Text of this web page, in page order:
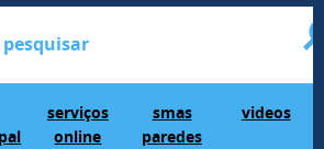
serviços
online
smas
paredes
videos